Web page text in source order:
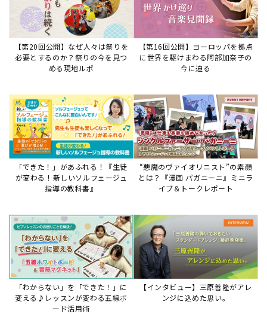
【第20回公開】なぜ人々は祭りを
必要とするのか？祭りの今を見つ
める現地ルポ
【第16回公開】ヨーロッパを拠点
に世界を駆けまわる阿部加奈子の
今に迫る
「できた！」があふれる！『生徒
が変わる！新しいソルフェージュ
指導の教科書』
“悪魔のヴァイオリニスト”の素顔
とは？『漫画 パガニーニ』ミニラ
イブ＆トークレポート
「わからない」を「できた！」に
変える♪レッスンが変わる五線ボ
ード活用術
【インタビュー】三原善隆がアレ
ンジに込めた思い。